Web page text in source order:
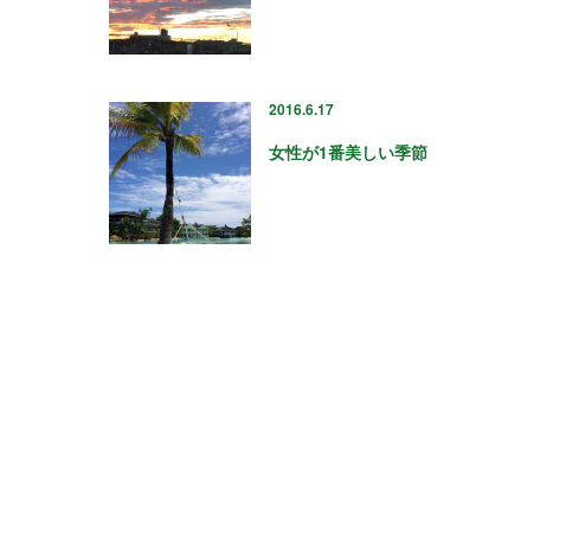
2016.6.17
女性が1番美しい季節